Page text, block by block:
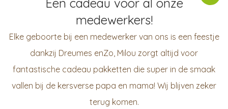
Een cadeau voor al onze
medewerkers!
Elke geboorte bij een medewerker van ons is een feestje
dankzij Dreumes enZo, Milou zorgt altijd voor
fantastische cadeau pakketten die super in de smaak
vallen bij de kersverse papa en mama! Wij blijven zeker
terug komen.